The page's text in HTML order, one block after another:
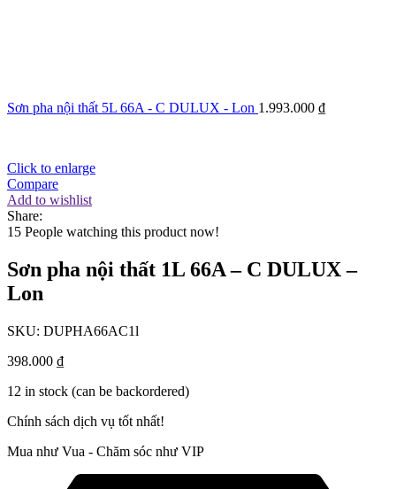
Sơn pha nội thất 5L 66A - C DULUX - Lon 1.993.000 ₫
Click to enlarge
Compare
Add to wishlist
Share:
15 People watching this product now!
Sơn pha nội thất 1L 66A – C DULUX –
Lon
SKU: DUPHA66AC1l
398.000 ₫
12 in stock (can be backordered)
Chính sách dịch vụ tốt nhất!
Mua như Vua - Chăm sóc như VIP